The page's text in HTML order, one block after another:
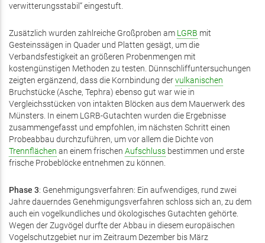
verwitterungsstabil“ eingestuft.
Zusätzlich wurden zahlreiche Großproben am LGRB mit
Gesteinssägen in Quader und Platten gesägt, um die
Verbandsfestigkeit an größeren Probenmengen mit
kostengünstigen Methoden zu testen. Dünnschliffuntersuchungen
zeigten ergänzend, dass die Kornbindung dervulkanischen
Bruchstücke (Asche, Tephra) ebenso gut war wie in
Vergleichsstücken von intakten Blöcken aus dem Mauerwerk des
Münsters. In einem LGRB-Gutachten wurden die Ergebnisse
zusammengefasst und empfohlen, im nächsten Schritt einen
Probeabbau durchzuführen, um vor allem die Dichte von
Trennflächen an einem frischen Aufschluss bestimmen und erste
frische Probeblöcke entnehmen zu können.
Phase 3: Genehmigungsverfahren: Ein aufwendiges, rund zwei
Jahre dauerndes Genehmigungsverfahren schloss sich an, zu dem
auch ein vogelkundliches und ökologisches Gutachten gehörte.
Wegen der Zugvögel durfte der Abbau in diesem europäischen
Vogelschutzgebiet nur im Zeitraum Dezember bis März